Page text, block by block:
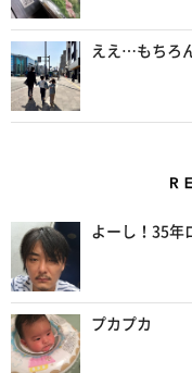
ええ…もちろ
よーし！35年
プカプカ